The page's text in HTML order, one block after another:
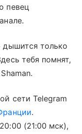
певец
только
тебя помнят,
сети Telegram
.
(21:00 мск),